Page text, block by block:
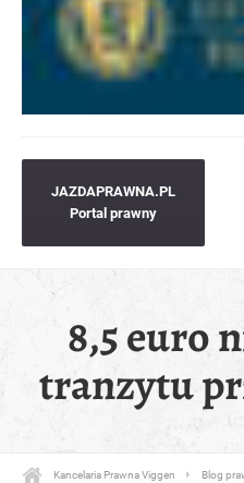
JAZDAPRAWNA.PL
Portal prawny
8,5 euro
tranzytu
Kancelaria Prawna Viggen Blog